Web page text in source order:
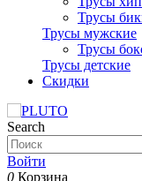
Трусы
Трусы мужские
Трусы
Трусы детские
Скидки
Search
Войти
0 Корзина